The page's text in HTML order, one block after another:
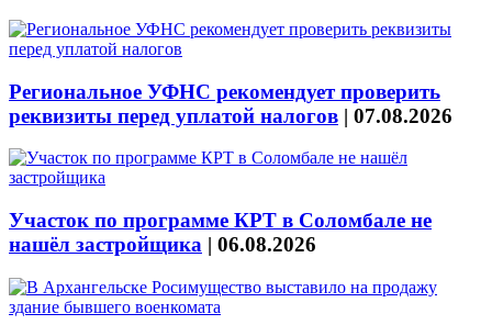
Региональное УФНС рекомендует проверить
реквизиты перед уплатой налогов | 07.08.2026
Участок по программе КРТ в Соломбале не
нашёл застройщика | 06.08.2026